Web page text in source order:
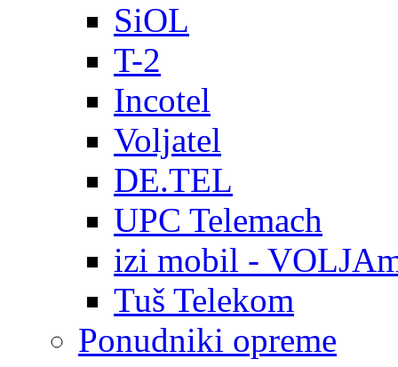
SiOL
T-2
Incotel
Voljatel
DE.TEL
UPC Telemach
izi mobil -
Tuš Telekom
Ponudniki opreme